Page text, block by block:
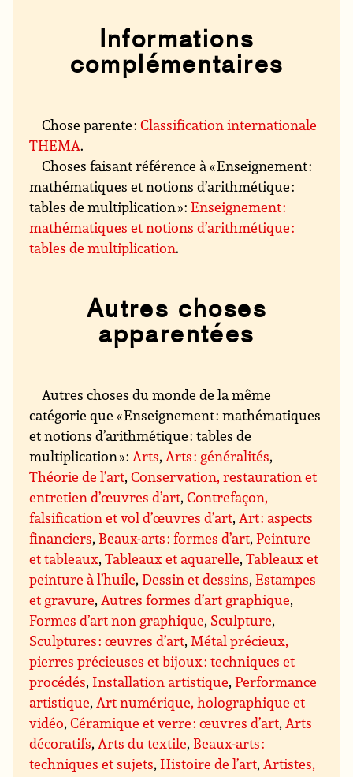
Informations
complémentaires
Chose parente :Classification internationale
THEMA.
Choses faisant référence à « Enseignement :
mathématiques et notions d’arithmétique :
tables de multiplication » :Enseignement :
mathématiques et notions d’arithmétique :
tables de multiplication.
Autres choses
apparentées
Autres choses du monde de la même
catégorie que « Enseignement : mathématiques
et notions d’arithmétique : tables de
multiplication » :Arts,Arts : généralités,
Théorie de l’art,Conservation, restauration et
entretien d’œuvres d’art,Contrefaçon,
falsification et vol d’œuvres d’art,Art : aspects
financiers, Beaux-arts : formes d’art,Peinture
et tableaux,Tableaux et aquarelle,Tableaux et
peinture à l’huile,Dessin et dessins,Estampes
et gravure,Autres formes d’art graphique,
Formes d’art non graphique, Sculpture,
Sculptures : œuvres d’art,Métal précieux,
pierres précieuses et bijoux : techniques et
procédés, Installation artistique,Performance
artistique,Art numérique, holographique et
vidéo,Céramique et verre : œuvres d’art,Arts
décoratifs,Arts du textile, Beaux-arts :
techniques et sujets,Histoire de l’art,Artistes,